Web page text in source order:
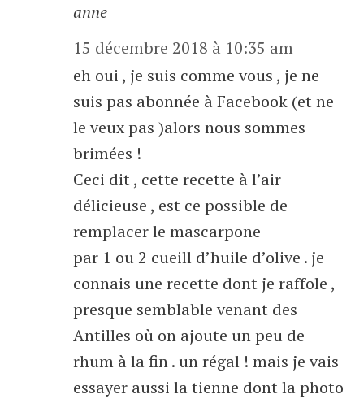
anne
15 décembre 2018 à 10:35 am
eh oui , je suis comme vous , je ne
suis pas abonnée à Facebook (et ne
le veux pas )alors nous sommes
brimées !
Ceci dit , cette recette à l’air
délicieuse , est ce possible de
remplacer le mascarpone
par 1 ou 2 cueill d’huile d’olive . je
connais une recette dont je raffole ,
presque semblable venant des
Antilles où on ajoute un peu de
rhum à la fin . un régal ! mais je vais
essayer aussi la tienne dont la photo